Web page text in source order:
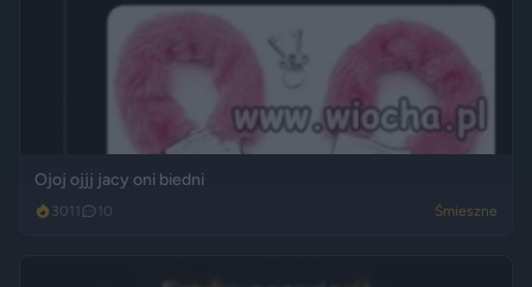
Ojoj ojjj jacy oni biedni
3011 10 Śmieszne